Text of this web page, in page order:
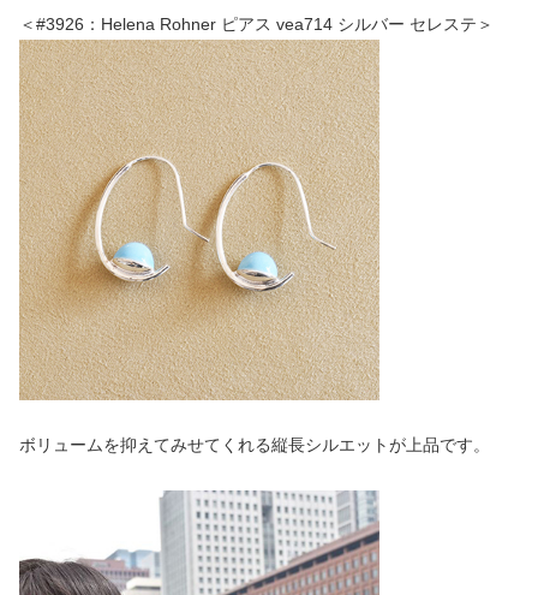
＜#3926：Helena Rohner ピアス vea714 シルバー セレステ＞
ボリュームを抑えてみせてくれる縦長シルエットが上品です。